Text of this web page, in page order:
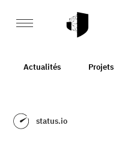
Actualités Projets
status.io